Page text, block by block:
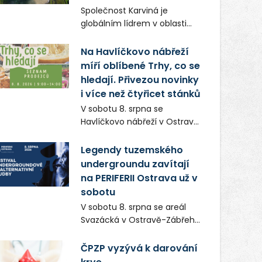
moravskoslezskou metropoli
nevybrali náhodou – její
přirozenou součástí příběhu
bývalého boxerského
šampiona Hoffa (Milan
Ondrík), jenž se po letech
vrací do světa vrcholových
zápasů, tentokrát v MMA.
Společnost Karviná je
globálním lídrem v oblasti
systémů, stabilním
zaměstnavatelem na
Karvinsku a firmou s
obrovským potenciálem.
Na Havlíčkovo nábřeží
míří oblíbené Trhy, co se
hledají. Přivezou novinky
i více než čtyřicet stánků
V sobotu 8. srpna se
Havlíčkovo nábřeží v Ostravě
vůní, chutí a poctivých
lokálních výrobků. Trhy, co se
hledají tentokrát nabídnou
více než čtyřicet pečlivě
vybraných stánků s kvalitní
gastronomií, farmářskými
produkty, designem i
Návštěvníci se mohou těšit
Legendy tuzemského
undergroundu zavítají
na PERIFERII Ostrava už v
sobotu
V sobotu 8. srpna se areál
Svazácká v Ostravě-Zábřehu
undergroundové a
alternativní hudby. Uskuteční
ČPZP vyzývá k darování